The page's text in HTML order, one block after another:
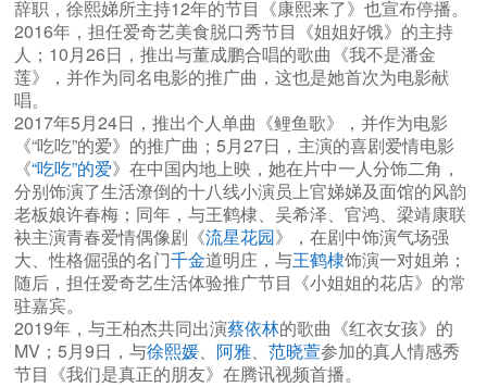
辞职，徐熙娣所主持12年的节目《康熙来了》也宣布停播。
2016年，担任爱奇艺美食脱口秀节目《姐姐好饿》的主持
人；10月26日，推出与董成鹏合唱的歌曲《我不是潘金
莲》，并作为同名电影的推广曲，这也是她首次为电影献
唱。
2017年5月24日，推出个人单曲《鲤鱼歌》，并作为电影
《“吃吃”的爱》的推广曲；5月27日，主演的喜剧爱情电影
《“吃吃”的爱》在中国内地上映，她在片中一人分饰二角，
分别饰演了生活潦倒的十八线小演员上官娣娣及面馆的风韵
老板娘许春梅；同年，与王鹤棣、吴希泽、官鸿、梁靖康联
袂主演青春爱情偶像剧《流星花园》，在剧中饰演气场强
大、性格倔强的名门千金道明庄，与王鹤棣饰演一对姐弟；
随后，担任爱奇艺生活体验推广节目《小姐姐的花店》的常
驻嘉宾。
2019年，与王柏杰共同出演蔡依林的歌曲《红衣女孩》的
MV；5月9日，与徐熙媛、 阿雅、 范晓萱参加的真人情感秀
节目《我们是真正的朋友》在腾讯视频首播。